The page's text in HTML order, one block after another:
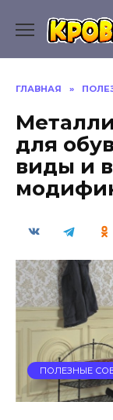
содержанию
ГЛАВНАЯ »
для
виды и
ПОЛЕЗНЫЕ